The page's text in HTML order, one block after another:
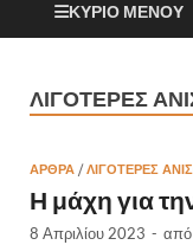
ΚΎΡΙΟ ΜΕΝΟΎ
ΛΙΓΌΤΕΡΕΣ
ΆΡΘΡΑ /ΛΙΓΌΤΕΡΕΣ
Η μάχη για
8 Απριλίου 2023 - από